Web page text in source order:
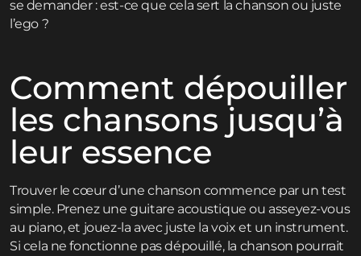
se demander : est-ce que cela sert la chanson ou juste
l’ego ?
Comment dépouiller
les chansons jusqu’à
leur essence
Trouver le cœur d’une chanson commence par un test
simple. Prenez une guitare acoustique ou asseyez-vous
au piano, et jouez-la avec juste la voix et un instrument.
Si cela ne fonctionne pas dépouillé, la chanson pourrait